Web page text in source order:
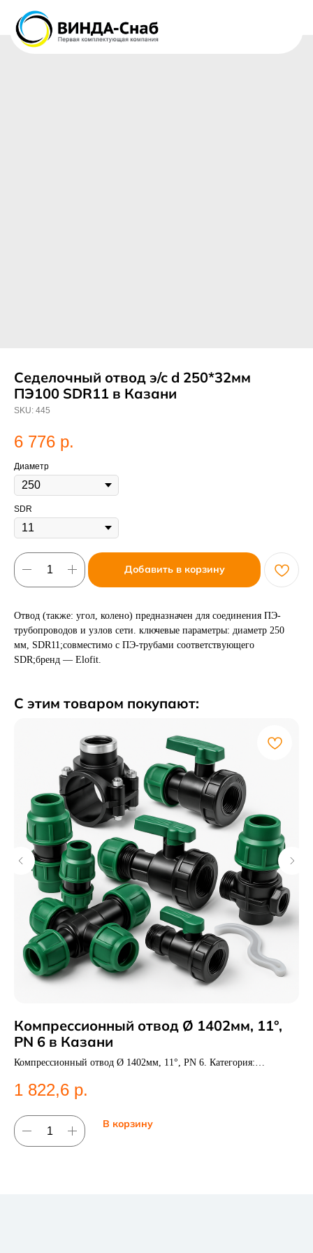
Седелочный отвод э/с d 250*32мм
ПЭ100 SDR11 в Казани
SKU: 445
6 776 р.
Диаметр
SDR
Добавить в корзину
Отвод (также: угол, колено) предназначен для соединения ПЭ-
трубопроводов и узлов сети. ключевые параметры: диаметр 250
мм, SDR11;совместимо с ПЭ-трубами соответствующего
SDR;бренд — Elofit.
С этим товаром покупают:
Компрессионный отвод Ø 1402мм, 11°,
PN 6 в Казани
Компрессионный отвод Ø 1402мм, 11°, PN 6. Категория:
1 822,6 р.
В корзину